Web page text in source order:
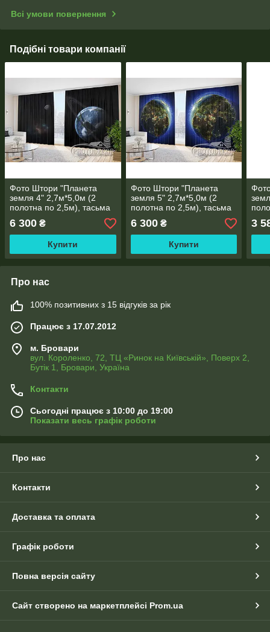
Всі умови повернення
Подібні товари компанії
Фото Штори "Планета
земля 4" 2,7м*5,0м (2
полотна по 2,5м), тасьма
6 300 ₴
Купити
Фото Штори "Планета
земля 5" 2,7м*5,0м (2
полотна по 2,5м), тасьма
6 300₴
Купити
3
Про нас
100% позитивних з 15 відгуків за рік
Працює з 17.07.2012
м. Бровари
вул. Короленко, 72, ТЦ «Ринок на Київській», Поверх 2,
Бутік 1, Бровари, Україна
Контакти
Сьогодні працює з 10:00 до 19:00
Показати весь графік роботи
Про нас
Контакти
Доставка та оплата
Графік роботи
Повна версія сайту
Сайт створено на маркетплейсі Prom.ua